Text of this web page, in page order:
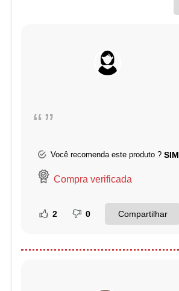
“”
Você recomenda este produto ? SIM
Compra verificada
2 0 Compartilhar